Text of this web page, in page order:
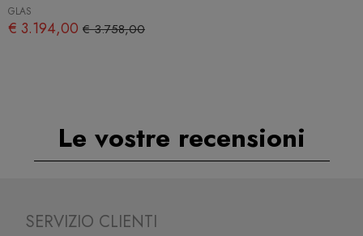
GLAS
€ 3.194,00 € 3.758,00
Le vostre recensioni
SERVIZIO CLIENTI